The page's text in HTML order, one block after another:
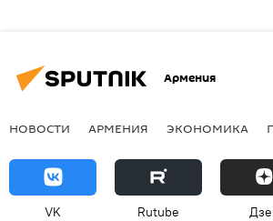
Армения
НОВОСТИ АРМЕНИЯ ЭКОНОМИКА
VK Rutube